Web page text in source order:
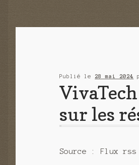
Publié le 28 mai 2024
sur les
Source : Flux rss